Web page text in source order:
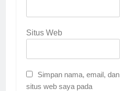
Situs Web
Simpan nama, email, dan
situs web saya pada